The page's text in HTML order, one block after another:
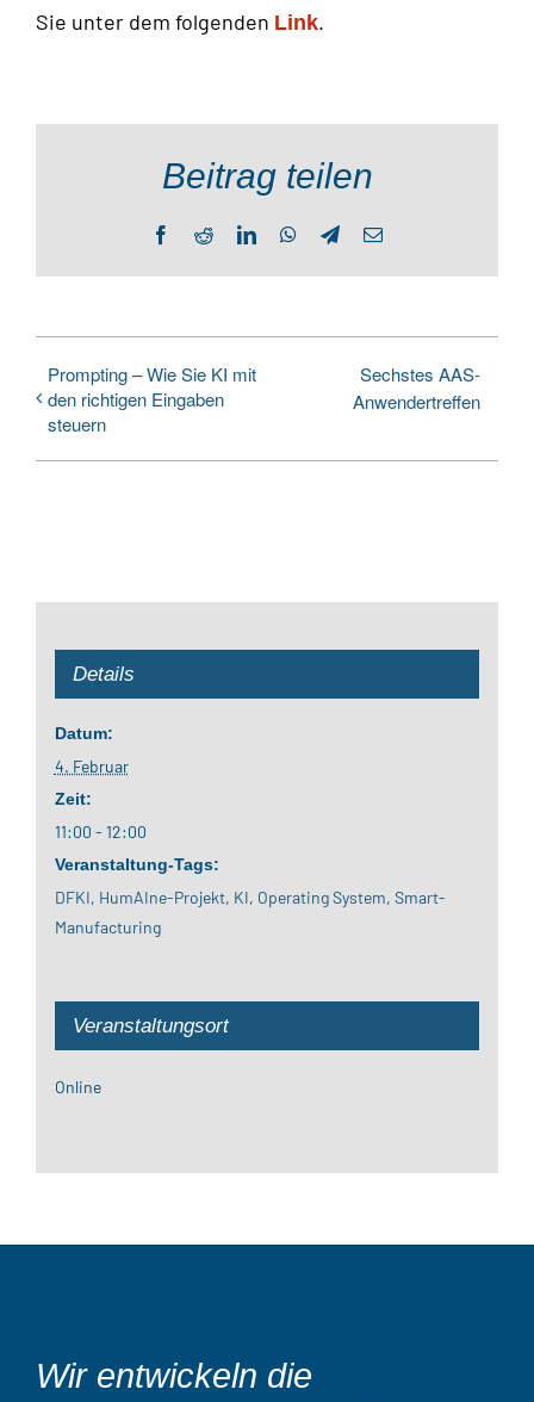
Sie unter dem folgenden Link.
Beitrag teilen
Facebook
RedditLinkedInWhatsApp
TelegramEmail
Prompting – Wie Sie KI mit
den richtigen Eingaben
steuern
Sechstes AAS-
Anwendertreffen
Details
Datum:
4. Februar
Zeit:
11:00 - 12:00
Veranstaltung-Tags:
DFKI, HumAIne-Projekt, KI, Operating System, Smart-
Manufacturing
Veranstaltungsort
Online
Wir entwickeln die